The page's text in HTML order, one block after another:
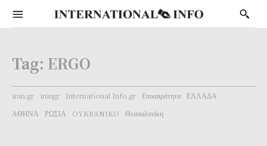
Tag: ERGO
inin.gr iningr International Info.gr Επικαιρότητα
ΕΛΛΑΔΑ
ΑΘΗΝΑ
ΡΩΣΙΑ OYKRANIKO Θεσσαλονίκη